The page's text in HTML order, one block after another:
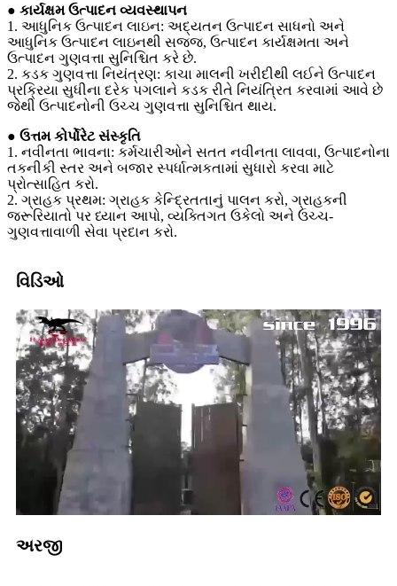
● કાર્યક્ષમ ઉત્પાદન વ્યવસ્થાપન
1. આધુનિક ઉત્પાદન લાઇન: અદ્યતન ઉત્પાદન સાધનો અને
આધુનિક ઉત્પાદન લાઇનથી સજ્જ, ઉત્પાદન કાર્યક્ષમતા અને
ઉત્પાદન ગુણવત્તા સુનિશ્ચિત કરે છે.
2. કડક ગુણવત્તા નિયંત્રણ: કાચા માલની ખરીદીથી લઈને ઉત્પાદન
પ્રક્રિયા સુધીના દરેક પગલાને કડક રીતે નિયંત્રિત કરવામાં આવે છે
જેથી ઉત્પાદનોની ઉચ્ચ ગુણવત્તા સુનિશ્ચિત થાય.
● ઉત્તમ કોર્પોરેટ સંસ્કૃતિ
1. નવીનતા ભાવના: કર્મચારીઓને સતત નવીનતા લાવવા, ઉત્પાદનોના
તકનીકી સ્તર અને બજાર સ્પર્ધાત્મકતામાં સુધારો કરવા માટે
પ્રોત્સાહિત કરો.
2. ગ્રાહક પ્રથમ: ગ્રાહક કેન્દ્રિતતાનું પાલન કરો, ગ્રાહકની
જરૂરિયાતો પર ધ્યાન આપો, વ્યક્તિગત ઉકેલો અને ઉચ્ચ-
ગુણવત્તાવાળી સેવા પ્રદાન કરો.
વિડિઓ
અરજી